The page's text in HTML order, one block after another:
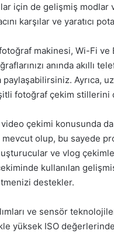
için de gelişmiş
karşılar ve yaratıcı
makinesi, Wi-Fi
anında akıllı
Ayrıca,
fotoğraf çekim stillerini
çekimi konusunda
mevcut olup, bu sayede
ve vlog
kullanılan
destekler.
ve sensör
yüksek ISO